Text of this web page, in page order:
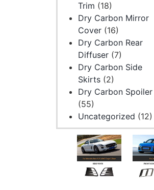
Trim (18)
Dry Carbon Mirror
Cover (16)
Dry Carbon Rear
Diffuser (7)
Dry Carbon Side
Skirts (2)
Dry Carbon Spoiler
(55)
Uncategorized (12)